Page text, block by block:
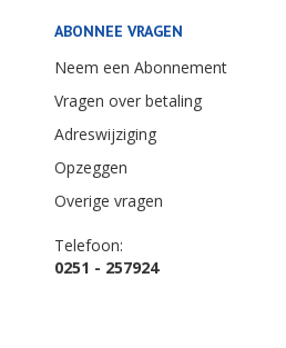
ABONNEE VRAGEN
Neem een Abonnement
Vragen over betaling
Adreswijziging
Opzeggen
Overige vragen
Telefoon:
0251 - 257924